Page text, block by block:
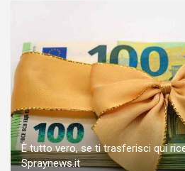
È tutto vero, se ti trasferisci qui
Spraynews.it